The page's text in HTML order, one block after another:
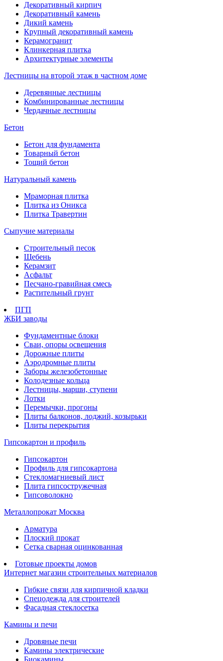
Декоративный кирпич
Декоративный камень
Дикий камень
Крупный декоративный камень
Керамогранит
Клинкерная плитка
Архитектурные элементы
Лестницы на второй этаж в частном доме
Деревянные лестницы
Комбинированные лестницы
Чердачные лестницы
Бетон
Бетон для фундамента
Товарный бетон
Тощий бетон
Натуральный камень
Мраморная плитка
Плитка из Оникса
Плитка Травертин
Сыпучие материалы
Строительный песок
Щебень
Керамзит
Асфальт
Песчано-гравийная смесь
Растительный грунт
ПГП
ЖБИ заводы
Фундаментные блоки
Сваи, опоры освещения
Дорожные плиты
Аэродромные плиты
Заборы железобетонные
Колодезные кольца
Лестницы, марши, ступени
Лотки
Перемычки, прогоны
Плиты балконов, лоджий, козырьки
Плиты перекрытия
Гипсокартон и профиль
Гипсокартон
Профиль для гипсокартона
Стекломагниевый лист
Плита гипсостружечная
Гипсоволокно
Металлопрокат Москва
Арматура
Плоский прокат
Сетка сварная оцинкованная
Готовые проекты домов
Интернет магазин строительных материалов
Гибкие связи для кирпичной кладки
Спецодежда для строителей
Фасадная стеклосетка
Камины и печи
Дровяные печи
Камины электрические